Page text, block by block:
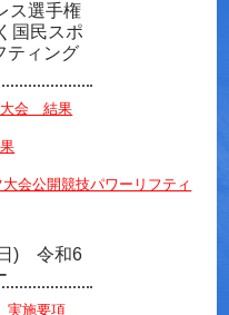
ス選手権
国民スポ
ティング
大会 結果
会公開競技パワーリフティ
) 令和6
実施要項